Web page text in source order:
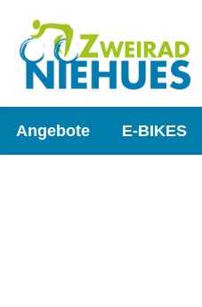
Angebote E-BIKES